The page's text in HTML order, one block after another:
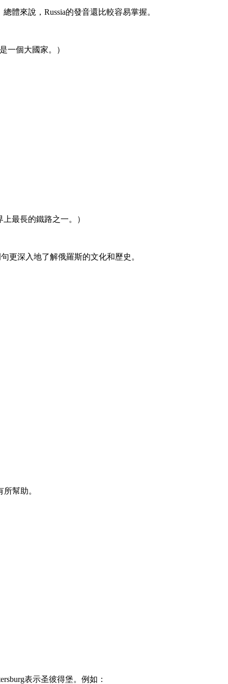
體來說，Russia的發音還比較容易掌握。
一個大國家。）
上最長的鐵路之一。）
更深入地了解俄羅斯的文化和歷史。
幫助。
表示圣彼得堡。例如：